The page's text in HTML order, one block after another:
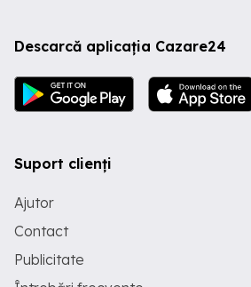
Descarcă aplicația Cazare24
Suport clienți
Ajutor
Contact
Publicitate